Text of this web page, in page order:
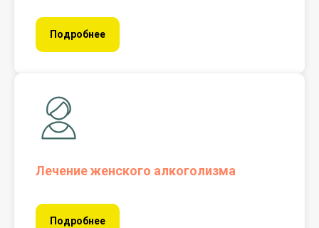
Подробнее
Лечение женского алкоголизма
Подробнее